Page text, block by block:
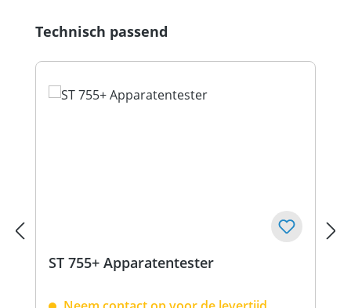
Productgalerij overslaan
Technisch passend
ST 755+ Apparatentester